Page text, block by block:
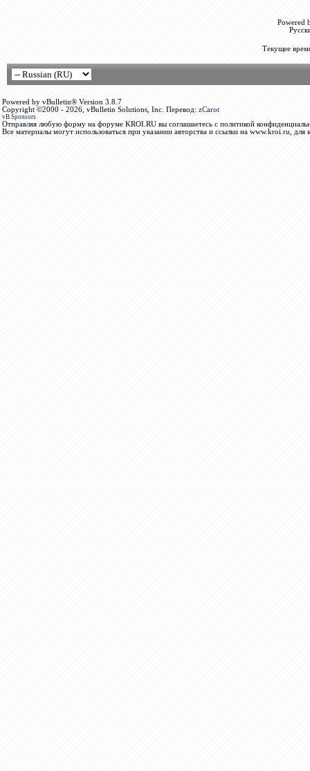
Powered
Текущее
Powered by vBulletin® Version 3.8.7
Copyright ©2000 - 2026, vBulletin Solutions, Inc. Перевод: zCarot
vB.Sponsors
Отправляя любую форму на форуме KROI.RU вы соглашаетесь с политикой
Все материалы могут использоваться при указании авторства и ссылки на www.kroi.ru, для